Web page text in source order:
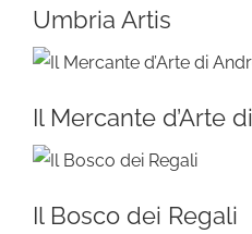
Umbria Artis
Il Mercante d’Arte
Il Bosco dei Regali